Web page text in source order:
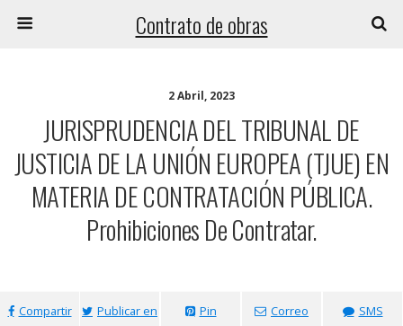
Contrato de obras
2 Abril, 2023
JURISPRUDENCIA DEL TRIBUNAL DE
JUSTICIA DE LA UNIÓN EUROPEA (TJUE) EN
MATERIA DE CONTRATACIÓN PÚBLICA.
Prohibiciones De Contratar.
Compartir
Publicar en
Pin
Correo
SMS